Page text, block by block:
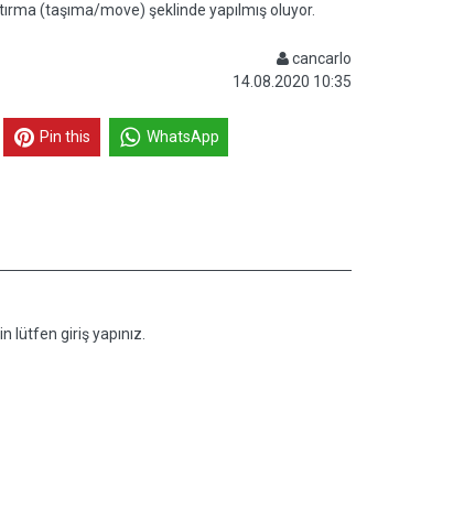
(taşıma/move) şeklinde yapılmış oluyor.
cancarlo
14.08.2020 10:35
Pin this WhatsApp
lütfen giriş yapınız.